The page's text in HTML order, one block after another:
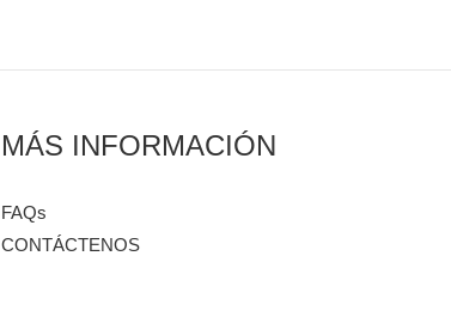
MÁS INFORMACIÓN
FAQs
CONTÁCTENOS